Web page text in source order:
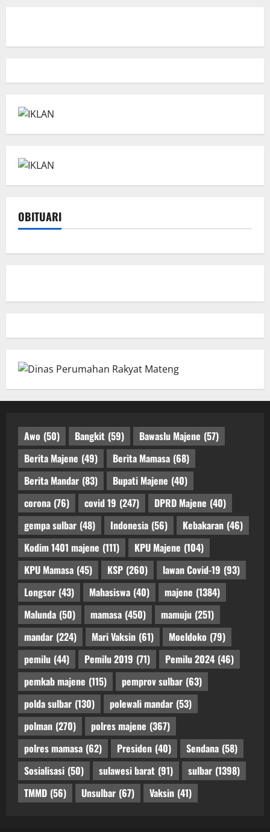
OBITUARI
Awo (50) Bangkit (59) Bawaslu Majene (57)
Berita Majene (49) Berita Mamasa (68)
Berita Mandar (83) Bupati Majene (40)
corona (76) covid 19 (247) DPRD Majene (40)
gempa sulbar (48) Indonesia (56) Kebakaran (46)
Kodim 1401 majene (111) KPU Majene (104)
KPU Mamasa (45) KSP (260) lawan Covid-19 (93)
Longsor (43) Mahasiswa (40) majene (1384)
Malunda (50) mamasa (450) mamuju (251)
mandar (224) Mari Vaksin (61) Moeldoko (79)
pemilu (44) Pemilu 2019 (71) Pemilu 2024 (46)
pemkab majene (115) pemprov sulbar (63)
polda sulbar (130) polewali mandar (53)
polman (270) polres majene (367)
polres mamasa (62) Presiden (40) Sendana (58)
Sosialisasi (50) sulawesi barat (91) sulbar (1398)
TMMD (56) Unsulbar (67) Vaksin (41)